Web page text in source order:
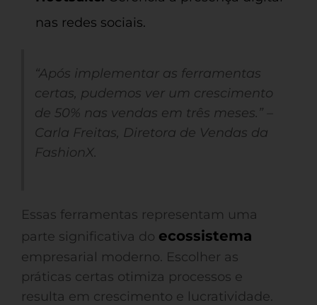
nas redes sociais.
“Após implementar as ferramentas
certas, pudemos ver um crescimento
de 50% nas vendas em três meses.” –
Carla Freitas, Diretora de Vendas da
FashionX.
Essas ferramentas representam uma
parte significativa do ecossistema
empresarial moderno. Escolher as
práticas certas otimiza processos e
resulta em crescimento e lucratividade.